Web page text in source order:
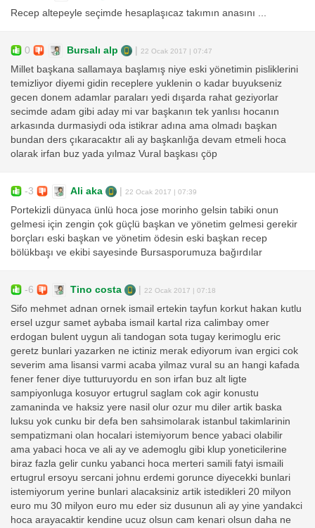
Recep altepeyle seçimde hesaplaşıcaz takımın anasını ...
0 Bursalı alp 22 Ocak 2017 | 07:47
Millet başkana sallamaya başlamış niye eski yönetimin pisliklerini
temizliyor diyemi gidin receplere yuklenin o kadar buyukseniz
gecen donem adamlar paraları yedi dışarda rahat geziyorlar
secimde adam gibi aday mi var başkanın tek yanlısı hocanın
arkasında durmasiydi oda istikrar adına ama olmadı başkan
bundan ders çıkaracaktır ali ay başkanlığa devam etmeli hoca
olarak irfan buz yada yılmaz Vural başkası çöp
-3 Ali aka 22 Ocak 2017 | 07:39
Portekizli dünyaca ünlü hoca jose morinho gelsin tabiki onun
gelmesi için zengin çok güçlü başkan ve yönetim gelmesi gerekir
borçları eski başkan ve yönetim ödesin eski başkan recep
bölükbaşı ve ekibi sayesinde Bursasporumuza bağırdılar
-6 Tino costa 22 Ocak 2017 | 07:18
Sifo mehmet adnan ornek ismail ertekin tayfun korkut hakan kutlu
ersel uzgur samet aybaba ismail kartal riza calimbay omer
erdogan bulent uygun ali tandogan sota tugay kerimoglu eric
geretz bunlari yazarken ne ictiniz merak ediyorum ivan ergici cok
severim ama lisansi varmi acaba yilmaz vural su an hangi kafada
fener fener diye tutturuyordu en son irfan buz alt ligte
sampiyonluga kosuyor ertugrul saglam cok agir konustu
zamaninda ve haksiz yere nasil olur ozur mu diler artik baska
luksu yok cunku bir defa ben sahsimolarak istanbul takimlarinin
sempatizmani olan hocalari istemiyorum bence yabaci olabilir
ama yabaci hoca ve ali ay ve ademoglu gibi klup yoneticilerine
biraz fazla gelir cunku yabanci hoca merteri samili fatyi ismaili
ertugrul ersoyu sercani johnu erdemi gorunce diyecekki bunlari
istemiyorum yerine bunlari alacaksiniz artik istedikleri 20 milyon
euro mu 30 milyon euro mu eder siz dusunun ali ay yine yandakci
hoca arayacaktir kendine ucuz olsun cam kenari olsun daha ne